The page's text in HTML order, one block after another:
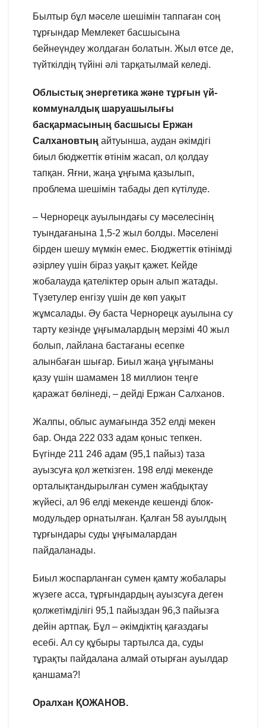
Былтыр бұл мәселе шешімін таппаған соң
тұрғындар Мемлекет басшысына
бейнеүндеу жолдаған болатын. Жыл өтсе де,
түйткілдің түйіні әлі тарқатылмай келеді.
Облыстық энергетика және тұрғын үй-
коммуналдық шаруашылығы
басқармасының басшысы Ержан
Салхановтың айтуынша, аудан әкімдігі
биыл бюджеттік өтінім жасап, ол қолдау
тапқан. Яғни, жаңа ұңғыма қазылып,
проблема шешімін табады деп күтілуде.
– Чернорецк ауылындағы су мәселесінің
туындағанына 1,5-2 жыл болды. Мәселені
бірден шешу мүмкін емес. Бюджеттік өтінімді
әзірлеу үшін біраз уақыт қажет. Кейде
жобалауда қателіктер орын алып жатады.
Түзетулер енгізу үшін де көп уақыт
жұмсалады. Әу баста Чернорецк ауылына су
тарту кезінде ұңғымалардың мерзімі 40 жыл
болып, лайлана бастағаны есепке
алынбаған шығар. Биыл жаңа ұңғыманы
қазу үшін шамамен 18 миллион теңге
қаражат бөлінеді, – дейді Ержан Салханов.
Жалпы, облыс аумағында 352 елді мекен
бар. Онда 222 033 адам қоныс тепкен.
Бүгінде 211 246 адам (95,1 пайыз) таза
ауызсуға қол жеткізген. 198 елді мекенде
орталықтандырылған сумен жабдықтау
жүйесі, ал 96 елді мекенде кешенді блок-
модульдер орнатылған. Қалған 58 ауылдың
тұрғындары суды ұңғымалардан
пайдаланады.
Биыл жоспарланған сумен қамту жобалары
жүзеге асса, тұрғындардың ауызсуға деген
қолжетімділігі 95,1 пайыздан 96,3 пайызға
дейін артпақ. Бұл – әкімдіктің қағаздағы
есебі. Ал су құбыры тартылса да, суды
тұрақты пайдалана алмай отырған ауылдар
қаншама?!
Оралхан ҚОЖАНОВ.